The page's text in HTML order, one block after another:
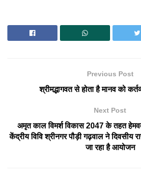
Previous Post
श्रीमद्भागवत से होता है मानव को
Next Post
अमृत काल विमर्श विकास 2047 के तहत
केंद्रीय विवि श्रीनगर पौड़ी गढ़वाल ने दिवसीय
जा रहा है आयोजन